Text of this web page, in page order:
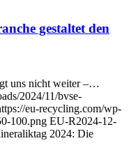
gestaltet den
uns nicht weiter –…
2024/11/bvse-
eu-recycling.com/wp-
100.png EU-R2024-12-
2024: Die